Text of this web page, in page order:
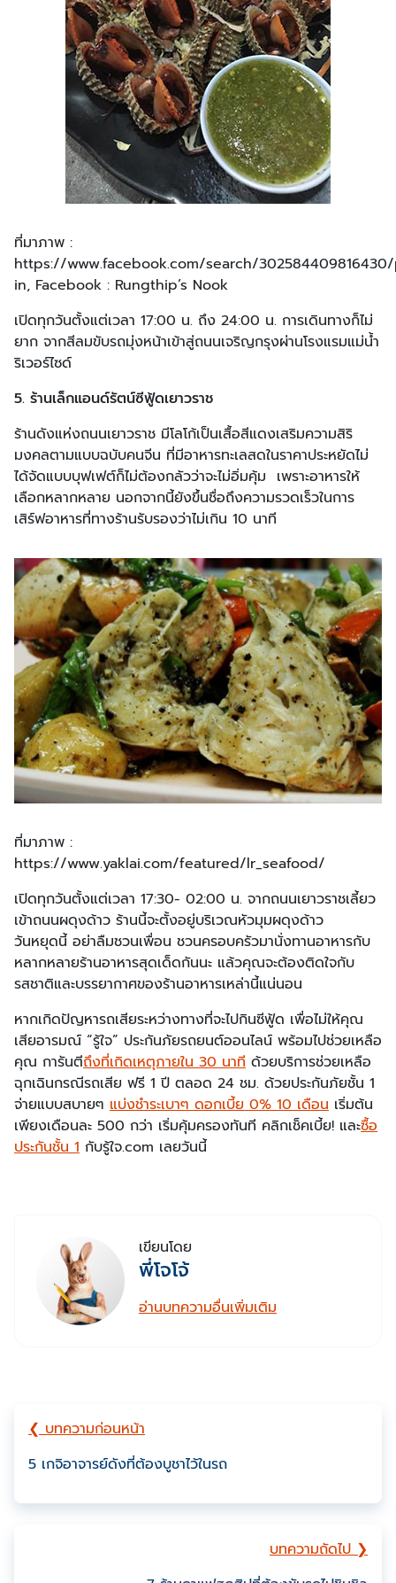
ที่มาภาพ :
https://www.facebook.com/search/
in, Facebook : Rungthip’s Nook
เปิดทุกวันตั้งแต่เวลา 17:00 น. ถึง 24:00 น. การเดินทางก็ไม่
ยาก จากสีลมขับรถมุ่งหน้าเข้าสู่ถนนเจริญกรุงผ่านโรงแรมแม่น้ำ
ริเวอร์ไซด์
5. ร้านเล็กแอนด์รัตน์ซีฟู้ดเยาวราช
ร้านดังแห่งถนนเยาวราช มีโลโก้เป็นเสื้อสีแดงเสริมความสิริ
มงคลตามแบบฉบับคนจีน ที่มีอาหารทะเลสดในราคาประหยัดไม่
ได้จัดแบบบุฟเฟต์ก็ไม่ต้องกลัวว่าจะไม่อิ่มคุ้ม เพราะอาหารให้
เลือกหลากหลาย นอกจากนี้ยังขึ้นชื่อถึงความรวดเร็วในการ
เสิร์ฟอาหารที่ทางร้านรับรองว่าไม่เกิน 10 นาที
ที่มาภาพ :
https://www.yaklai.com/featured/lr_seafood/
เปิดทุกวันตั้งแต่เวลา 17:30- 02:00 น. จากถนนเยาวราชเลี้ยว
เข้าถนนผดุงด้าว ร้านนี้จะตั้งอยู่บริเวณหัวมุมผดุงด้าว
วันหยุดนี้ อย่าลืมชวนเพื่อน ชวนครอบครัวมานั่งทานอาหารกับ
หลากหลายร้านอาหารสุดเด็ดกันนะ แล้วคุณจะต้องติดใจกับ
รสชาติและบรรยากาศของร้านอาหารเหล่านี้แน่นอน
หากเกิดปัญหารถเสียระหว่างทางที่จะไปกินซีฟู้ด เพื่อไม่ให้คุณ
เสียอารมณ์ “รู้ใจ” ประกันภัยรถยนต์ออนไลน์ พร้อมไปช่วยเหลือ
คุณ การันตีถึงที่เกิดเหตุภายใน 30 นาที ด้วยบริการช่วยเหลือ
ฉุกเฉินกรณีรถเสีย ฟรี 1 ปี ตลอด 24 ชม. ด้วยประกันภัยชั้น 1
จ่ายแบบสบายๆ แบ่งชำระเบาๆ ดอกเบี้ย 0% 10 เดือน เริ่มต้น
เพียงเดือนละ 500 กว่า เริ่มคุ้มครองทันที คลิกเช็คเบี้ย! และซื้อ
ประกันชั้น 1 กับรู้ใจ.com เลยวันนี้
เขียนโดย
พี่โจโจ้
อ่านบทความอื่นเพิ่มเติม
❮ บทความก่อนหน้า
5 เกจิอาจารย์ดังที่ต้องบูชาไว้ในรถ
บทความถัดไป ❯